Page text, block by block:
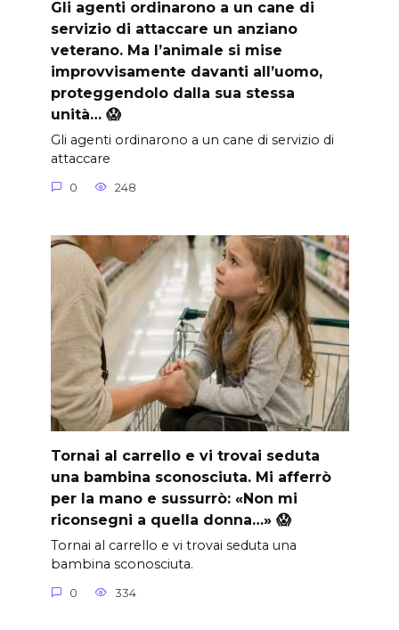
Gli agenti ordinarono a un cane di
servizio di attaccare un anziano
veterano. Ma l’animale si mise
improvvisamente davanti all’uomo,
proteggendolo dalla sua stessa
unità… 😱
Gli agenti ordinarono a un cane di servizio di
attaccare
0 248
Tornai al carrello e vi trovai seduta
una bambina sconosciuta. Mi afferrò
per la mano e sussurrò: «Non mi
riconsegni a quella donna…» 😱
Tornai al carrello e vi trovai seduta una
bambina sconosciuta.
0 334